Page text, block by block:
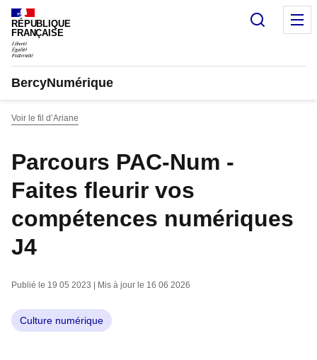
Panneau de gestion des cookies
RÉPUBLIQUE
FRANÇAISE
BercyNumérique
Voir le fil d’Ariane
Parcours PAC-Num -
Faites fleurir vos
compétences numériques
J4
Publié le 19 05 2023 | Mis à jour le 16 06 2026
Culture numérique